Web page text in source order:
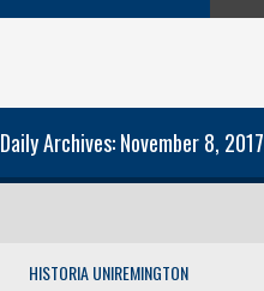
Daily Archives: November 8, 2017
HISTORIA UNIREMINGTON